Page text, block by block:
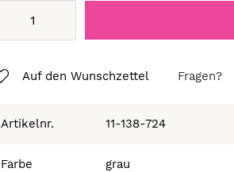
Auf den Wunschzettel Fragen?
Artikelnr. 11-138-724
Farbe grau